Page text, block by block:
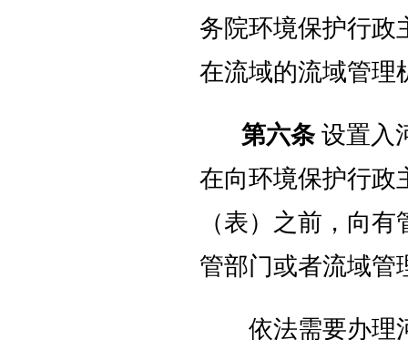
务院环境保护行政
在流域的流域管理
第六条设置入
在向环境保护行政
（表）之前，向
管部门或者流域
依法需要办理河